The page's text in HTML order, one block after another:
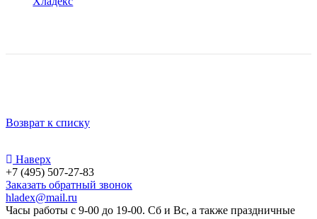
Возврат к списку
Наверх
+7 (495) 507-27-83
Заказать обратный звонок
hladex@mail.ru
Часы работы с 9-00 до 19-00. Сб и Вс, а также праздничные